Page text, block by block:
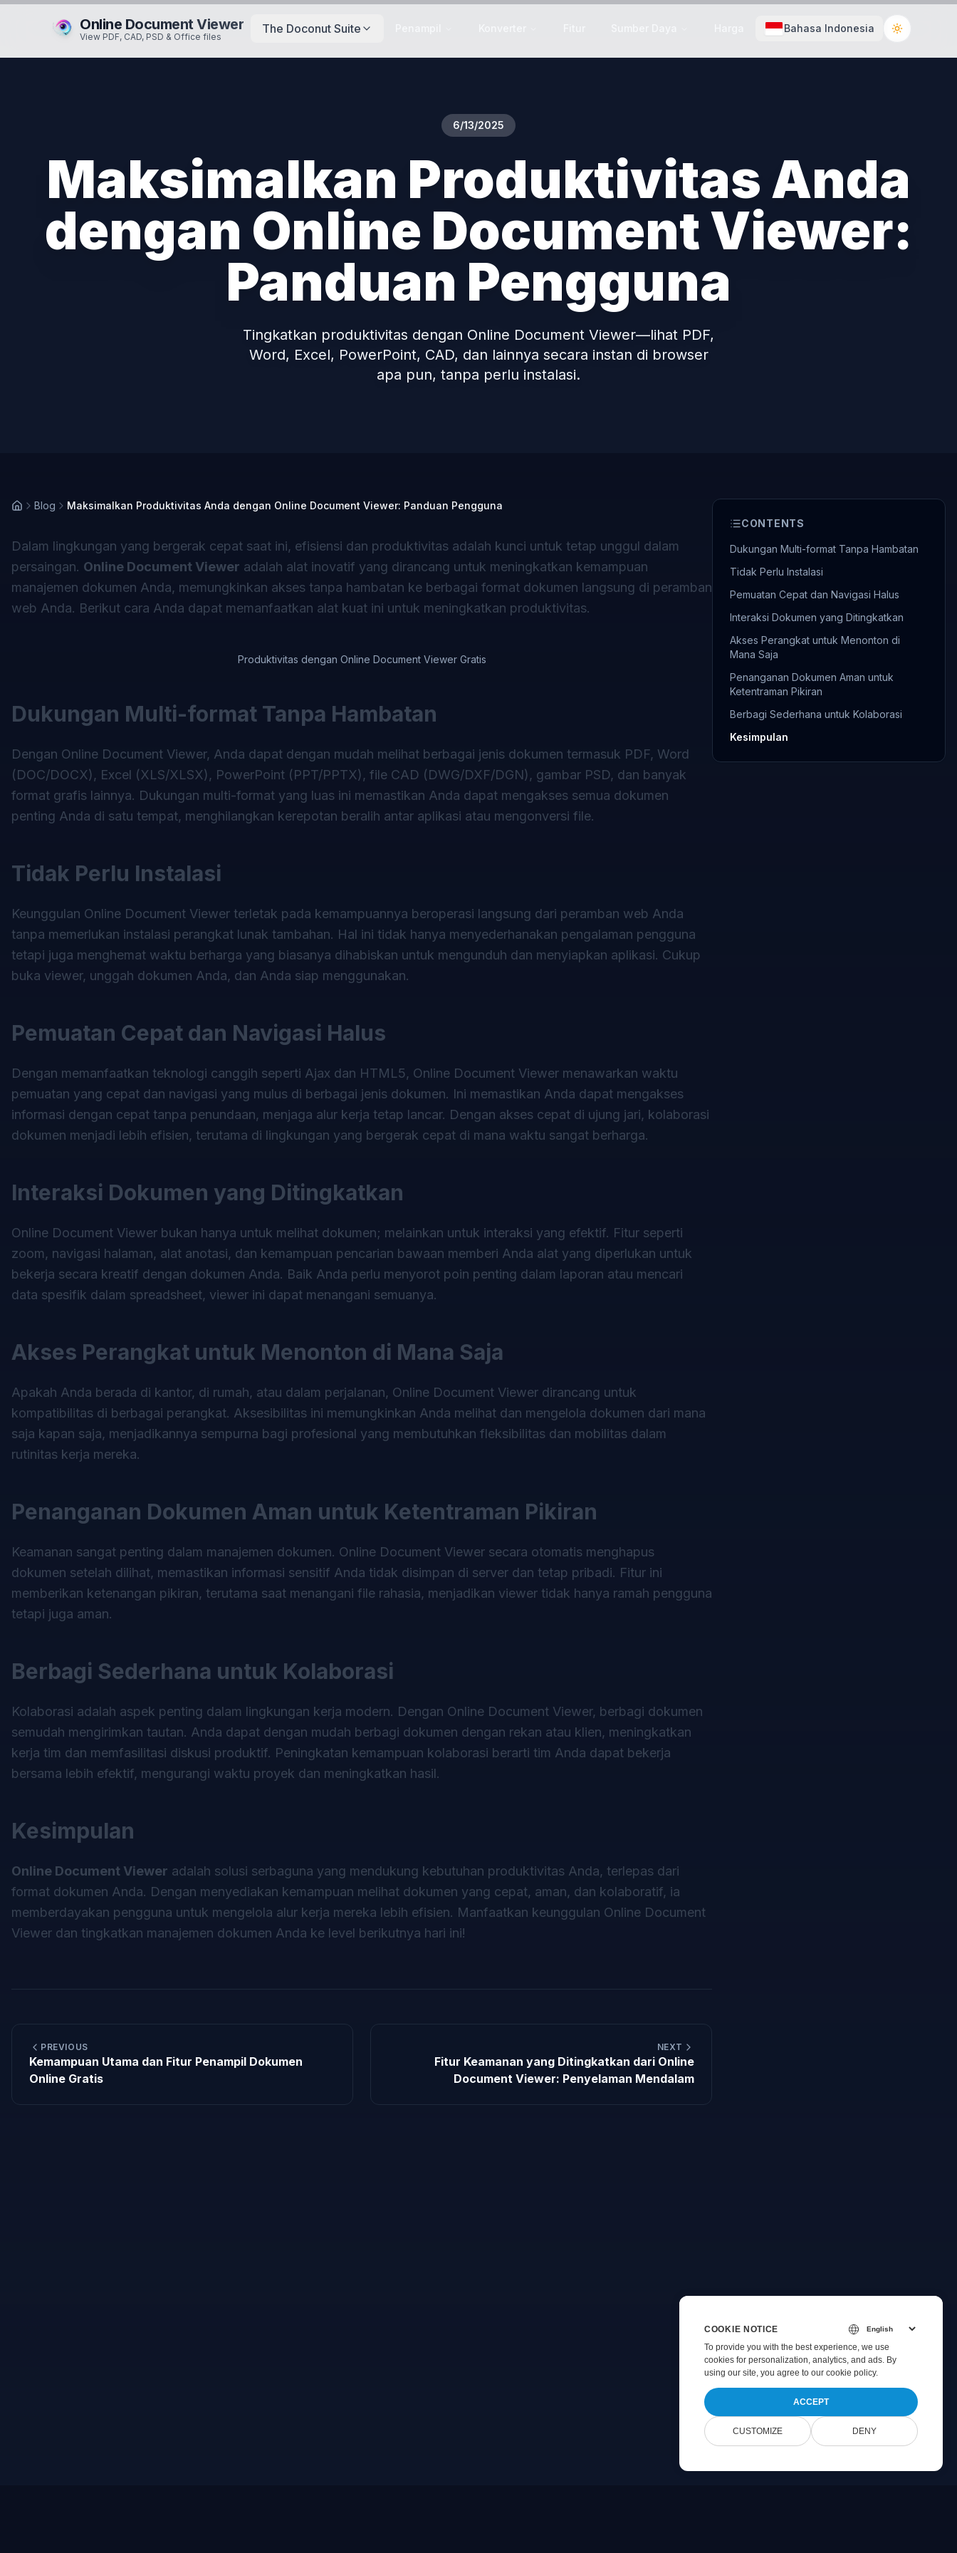
Online Document Viewer
View PDF, CAD, PSD & Office files
The Doconut Suite Bahasa Indonesia Toggle
6/13/2025
Maksimalkan Produktivitas Anda
dengan Online Document Viewer:
Panduan Pengguna
Tingkatkan produktivitas dengan Online Document Viewer—lihat PDF,
Word, Excel, PowerPoint, CAD, dan lainnya secara instan di browser
apa pun, tanpa perlu instalasi.
Blog Maksimalkan Produktivitas Anda dengan Online Document Viewer: Panduan Pengguna
Dalam lingkungan yang bergerak cepat saat ini, efisiensi dan produktivitas adalah kunci untuk tetap unggul dalam
persaingan. Online Document Viewer adalah alat inovatif yang dirancang untuk meningkatkan kemampuan
manajemen dokumen Anda, memungkinkan akses tanpa hambatan ke berbagai format dokumen langsung di peramban
web Anda. Berikut cara Anda dapat memanfaatkan alat kuat ini untuk meningkatkan produktivitas.
Produktivitas dengan Online Document Viewer Gratis
Dukungan Multi-format Tanpa Hambatan
Dengan Online Document Viewer, Anda dapat dengan mudah melihat berbagai jenis dokumen termasuk PDF, Word
(DOC/DOCX), Excel (XLS/XLSX), PowerPoint (PPT/PPTX), file CAD (DWG/DXF/DGN), gambar PSD, dan banyak
format grafis lainnya. Dukungan multi-format yang luas ini memastikan Anda dapat mengakses semua dokumen
penting Anda di satu tempat, menghilangkan kerepotan beralih antar aplikasi atau mengonversi file.
Tidak Perlu Instalasi
Keunggulan Online Document Viewer terletak pada kemampuannya beroperasi langsung dari peramban web Anda
tanpa memerlukan instalasi perangkat lunak tambahan. Hal ini tidak hanya menyederhanakan pengalaman pengguna
tetapi juga menghemat waktu berharga yang biasanya dihabiskan untuk mengunduh dan menyiapkan aplikasi. Cukup
buka viewer, unggah dokumen Anda, dan Anda siap menggunakan.
Pemuatan Cepat dan Navigasi Halus
Dengan memanfaatkan teknologi canggih seperti Ajax dan HTML5, Online Document Viewer menawarkan waktu
pemuatan yang cepat dan navigasi yang mulus di berbagai jenis dokumen. Ini memastikan Anda dapat mengakses
informasi dengan cepat tanpa penundaan, menjaga alur kerja tetap lancar. Dengan akses cepat di ujung jari, kolaborasi
dokumen menjadi lebih efisien, terutama di lingkungan yang bergerak cepat di mana waktu sangat berharga.
Interaksi Dokumen yang Ditingkatkan
Online Document Viewer bukan hanya untuk melihat dokumen; melainkan untuk interaksi yang efektif. Fitur seperti
zoom, navigasi halaman, alat anotasi, dan kemampuan pencarian bawaan memberi Anda alat yang diperlukan untuk
bekerja secara kreatif dengan dokumen Anda. Baik Anda perlu menyorot poin penting dalam laporan atau mencari
data spesifik dalam spreadsheet, viewer ini dapat menangani semuanya.
Akses Perangkat untuk Menonton di Mana Saja
Apakah Anda berada di kantor, di rumah, atau dalam perjalanan, Online Document Viewer dirancang untuk
kompatibilitas di berbagai perangkat. Aksesibilitas ini memungkinkan Anda melihat dan mengelola dokumen dari mana
saja kapan saja, menjadikannya sempurna bagi profesional yang membutuhkan fleksibilitas dan mobilitas dalam
rutinitas kerja mereka.
Penanganan Dokumen Aman untuk Ketentraman Pikiran
Keamanan sangat penting dalam manajemen dokumen. Online Document Viewer secara otomatis menghapus
dokumen setelah dilihat, memastikan informasi sensitif Anda tidak disimpan di server dan tetap pribadi. Fitur ini
memberikan ketenangan pikiran, terutama saat menangani file rahasia, menjadikan viewer tidak hanya ramah pengguna
tetapi juga aman.
Berbagi Sederhana untuk Kolaborasi
Kolaborasi adalah aspek penting dalam lingkungan kerja modern. Dengan Online Document Viewer, berbagi dokumen
semudah mengirimkan tautan. Anda dapat dengan mudah berbagi dokumen dengan rekan atau klien, meningkatkan
kerja tim dan memfasilitasi diskusi produktif. Peningkatan kemampuan kolaborasi berarti tim Anda dapat bekerja
bersama lebih efektif, mengurangi waktu proyek dan meningkatkan hasil.
Kesimpulan
Online Document Viewer adalah solusi serbaguna yang mendukung kebutuhan produktivitas Anda, terlepas dari
format dokumen Anda. Dengan menyediakan kemampuan melihat dokumen yang cepat, aman, dan kolaboratif, ia
memberdayakan pengguna untuk mengelola alur kerja mereka lebih efisien. Manfaatkan keunggulan Online Document
Viewer dan tingkatkan manajemen dokumen Anda ke level berikutnya hari ini!
PREVIOUS
Kemampuan Utama dan Fitur Penampil Dokumen
Online Gratis
NEXT
Fitur Keamanan yang Ditingkatkan dari Online
Document Viewer: Penyelaman Mendalam
CONTENTS
Dukungan Multi-format Tanpa Hambatan
Tidak Perlu Instalasi
Pemuatan Cepat dan Navigasi Halus
Interaksi Dokumen yang Ditingkatkan
Akses Perangkat untuk Menonton di
Mana Saja
Penanganan Dokumen Aman untuk
Ketentraman Pikiran
Berbagi Sederhana untuk Kolaborasi
Kesimpulan
COOKIE NOTICE
To provide you with the best experience, we use
cookies for personalization, analytics, and ads. By
using our site, you agree to our cookie policy.
ACCEPT
CUSTOMIZE DENY